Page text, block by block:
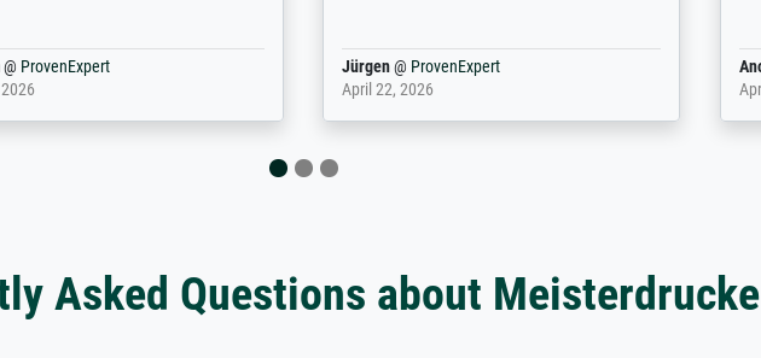
Vielen ...
@ProvenExpert
20, 2026
Anonym@ProvenExpert
August 12, 2025
Asked Questions about Meisterdrucke